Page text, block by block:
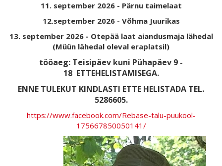
11. september 2026 - Pärnu taimelaat
12.september 2026 - Võhma Juurikas
13. september 2026 - Otepää laat aiandusmaja lähedal
(Müün lähedal oleval eraplatsil)
tööaeg: Teisipäev kuni Pühapäev 9 -
18 ETTEHELISTAMISEGA.
ENNE TULEKUT KINDLASTI ETTE HELISTADA TEL.
5286605.
https://www.facebook.com/Rebase-talu-puukool-
175667850050141/